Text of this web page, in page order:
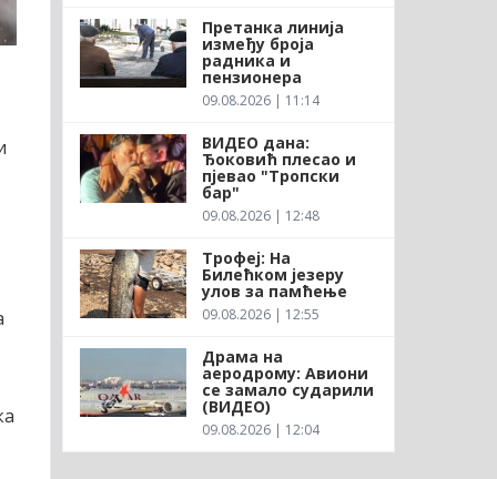
Претанка линија
између броја
радника и
пензионера
09.08.2026 | 11:14
ВИДЕО дана:
Ђоковић плесао и
пјевао "Тропски
бар"
09.08.2026 | 12:48
Трофеј: На
Билећком језеру
улов за памћење
09.08.2026 | 12:55
Драма на
аеродрому: Авиони
се замало сударили
(ВИДЕО)
09.08.2026 | 12:04